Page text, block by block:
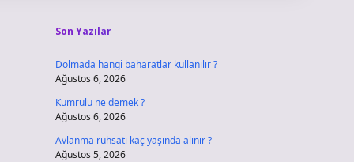
Son Yazılar
Dolmada hangi baharatlar kullanılır ?
Ağustos 6, 2026
Kumrulu ne demek ?
Ağustos 6, 2026
Avlanma ruhsatı kaç yaşında alınır ?
Ağustos 5, 2026